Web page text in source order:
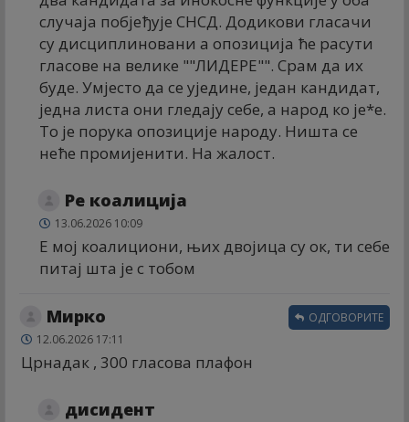
случаја побјеђује СНСД. Додикови гласачи
су дисциплиновани а опозиција ће расути
гласове на велике ""ЛИДЕРЕ"". Срам да их
буде. Умјесто да се уједине, један кандидат,
једна листа они гледају себе, а народ ко је*е.
То је порука опозиције народу. Ништа се
неће промијенити. На жалост.
Ре коалиција
13.06.2026 10:09
Е мој коалициони, њих двојица су ок, ти себе
питај шта је с тобом
Мирко
12.06.2026 17:11
Црнадак , 300 гласова плафон
ОДГОВОРИТЕ
дисидент